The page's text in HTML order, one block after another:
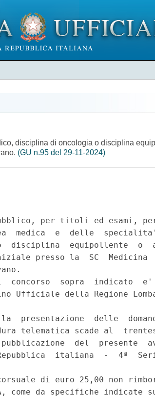
disciplina di oncologia o disciplina
(GU n.95 del 29-11-2024)